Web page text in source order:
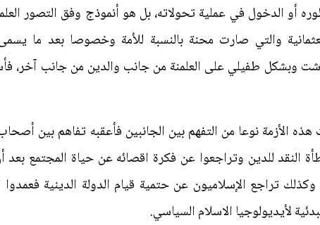
أو الدخول في عملية تحولاته، بل هو أنموذج وفق التصور
والتي صارت محنة بالنسبة للأمة وخصوصا بعد ما
وبشكل طفيلي على العلمنة من جانب والدين من جانب آخر،
الأزمة نوعا من التفهم بين الجانبين فأعقبه تفاهم بين
النقد للدين وتراجعوا عن فكرة اقصائه عن حياة المجتمع
تراجع الإسلاميون عن حتمية قيام الدولة الدينية
لأيديولوجيا الاسلام السياسي.